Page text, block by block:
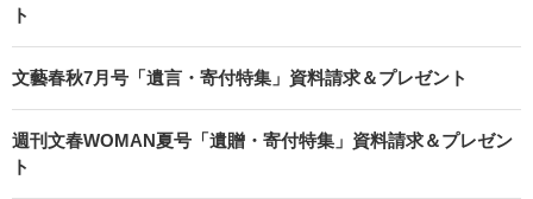
ト
文藝春秋7月号「遺言・寄付特集」資料請求＆プレゼント
週刊文春WOMAN夏号「遺贈・寄付特集」資料請求＆プレゼン
ト